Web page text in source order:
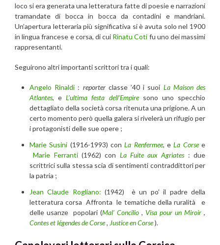
loco si era generata una letteratura fatte di poesie e narrazioni
tramandate di bocca in bocca da contadini e mandriani.
Un’apertura letteraria più significativa si è avuta solo nel 1900
in lingua francese e corsa, di cui Rinatu Coti fu uno dei massimi
rappresentanti.
Seguirono altri importanti scrittori tra i quali:
Angelo Rinaldi : reporter classe ’40 i suoi La Maison des
Atlantes, eL’ultima festa dell’Empiresono uno specchio
dettagliato della società corsa ritenuta una prigione. A un
certo momento però quella galera si rivelerà un rifugio per
i protagonisti delle sue opere ;
Marie Susini (1916-1993) conLa Renfermee, eLa Corsee
Marie Ferranti(1962) con La Fuite aux Agriates: due
scrittrici sulla stessa scia di sentimenti contraddittori per
la patria ;
Jean Claude Rogliano:(1942) è un po’ il padre della
letteratura corsa Affronta le tematiche della ruralità e
delle usanze popolari (Mal’ Concilio , Visa pour un Miroir ,
Contes et légendes de Corse, Justice en Corse).